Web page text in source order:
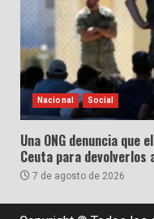
Nacional Social
Una ONG denuncia
Ceuta para
7 de agosto de 2026